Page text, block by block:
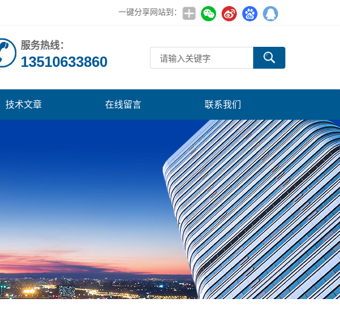
一键分享网站到：
服务热线：
13510633860
技术文章 在线留言 联系我们